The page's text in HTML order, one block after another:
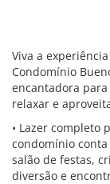
Viva a
Condomínio
encantadora
relaxar e
• Lazer completo
condomínio
salão de festas,
diversão e